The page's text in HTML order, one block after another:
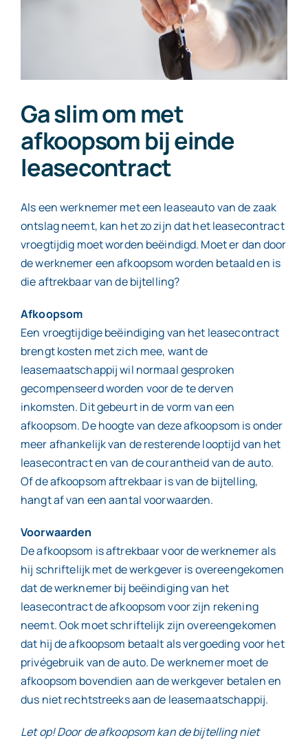
Contact
Ga slim om met
afkoopsom bij einde
leasecontract
Als een werknemer met een leaseauto van de zaak
ontslag neemt, kan het zo zijn dat het leasecontract
vroegtijdig moet worden beëindigd. Moet er dan door
de werknemer een afkoopsom worden betaald en is
die aftrekbaar van de bijtelling?
Afkoopsom
Een vroegtijdige beëindiging van het leasecontract
brengt kosten met zich mee, want de
leasemaatschappij wil normaal gesproken
gecompenseerd worden voor de te derven
inkomsten. Dit gebeurt in de vorm van een
afkoopsom. De hoogte van deze afkoopsom is onder
meer afhankelijk van de resterende looptijd van het
leasecontract en van de courantheid van de auto.
Of de afkoopsom aftrekbaar is van de bijtelling,
hangt af van een aantal voorwaarden.
Voorwaarden
De afkoopsom is aftrekbaar voor de werknemer als
hij schriftelijk met de werkgever is overeengekomen
dat de werknemer bij beëindiging van het
leasecontract de afkoopsom voor zijn rekening
neemt. Ook moet schriftelijk zijn overeengekomen
dat hij de afkoopsom betaalt als vergoeding voor het
privégebruik van de auto. De werknemer moet de
afkoopsom bovendien aan de werkgever betalen en
dus niet rechtstreeks aan de leasemaatschappij.
Let op! Door de afkoopsom kan de bijtelling niet